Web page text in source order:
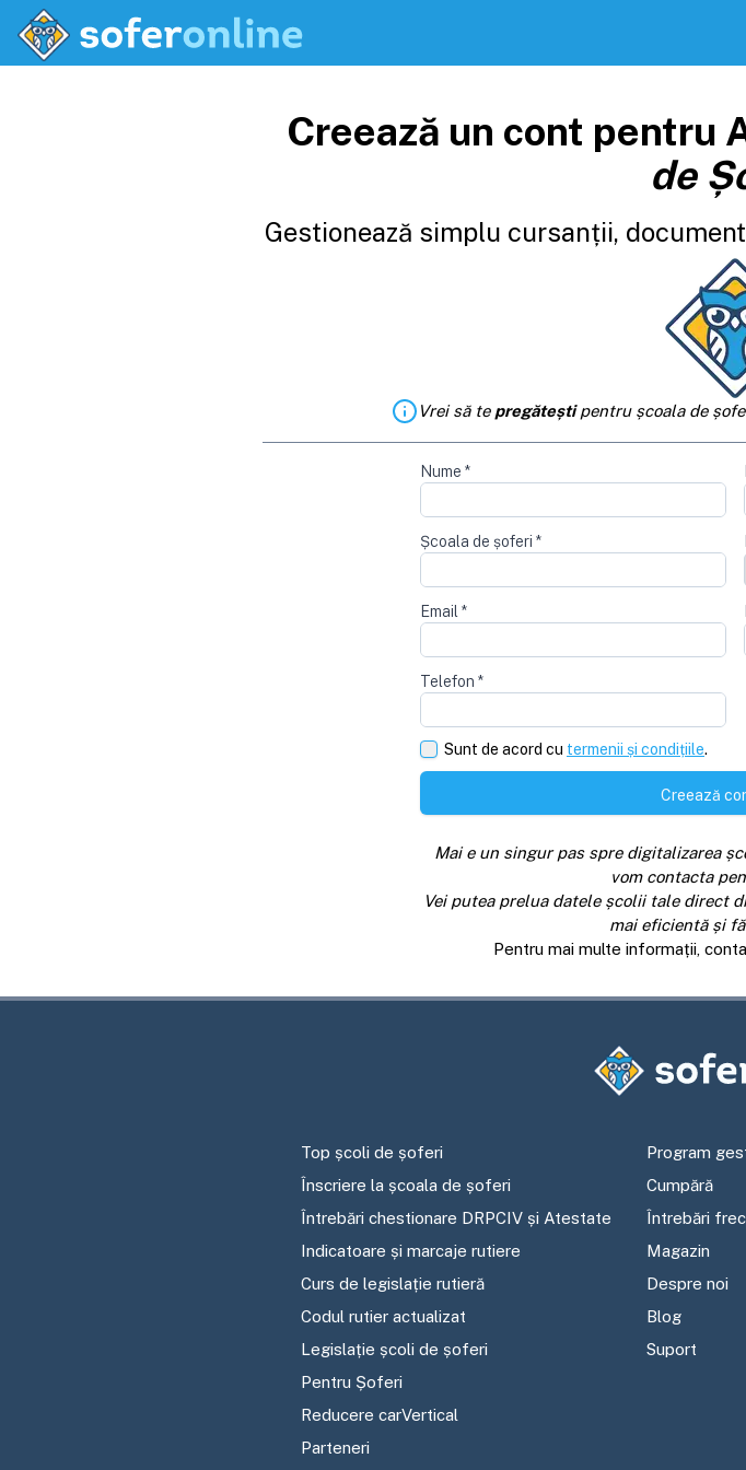
Creează un cont pentru
de
Gestionează simplu cursanții,
Vrei să te pregăteștipentru școala de
Nume *
Școala de șoferi *
Email *
Telefon *
Sunt de acord cu termenii și condițiile.
Creează
Mai e un singur pas spre digitalizarea
vom contacta
Vei putea prelua datele școlii tale direct
mai eficientă și
Pentru mai multe informații,
Top școli de șoferi
Înscriere la școala de șoferi
Întrebări chestionare DRPCIV și Atestate
Indicatoare și marcaje rutiere
Curs de legislație rutieră
Codul rutier actualizat
Legislație școli de șoferi
Pentru Șoferi
Reducere carVertical
Parteneri
Program
Cumpără
Întrebări
Magazin
Despre noi
Blog
Suport